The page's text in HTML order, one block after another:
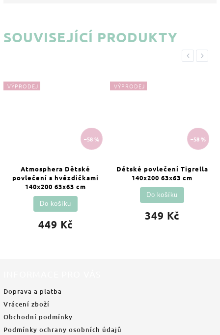
SOUVISEJÍCÍ PRODUKTY
Previous
VÝPRODEJ
–58 %
Atmosphera Dětské
povlečení s hvězdičkami
140x200 63x63 cm
449 Kč
Do košíku
VÝPRODEJ
–58 %
Dětské povlečení Tigrella
140x200 63x63 cm
349 Kč
Do košíku
Next
Doprava a platba
Vrácení zboží
Obchodní podmínky
Podmínky ochrany osobních údajů